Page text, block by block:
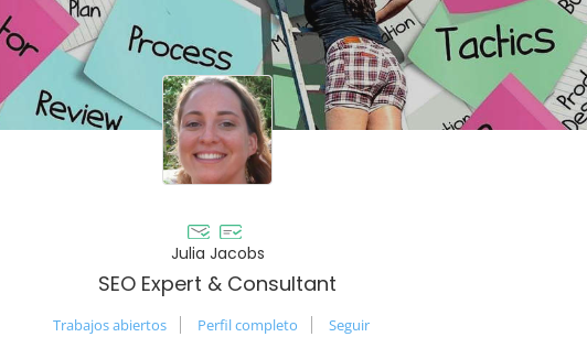
Julia Jacobs
SEO Expert & Consultant
Trabajos abiertos Perfil completo Seguir